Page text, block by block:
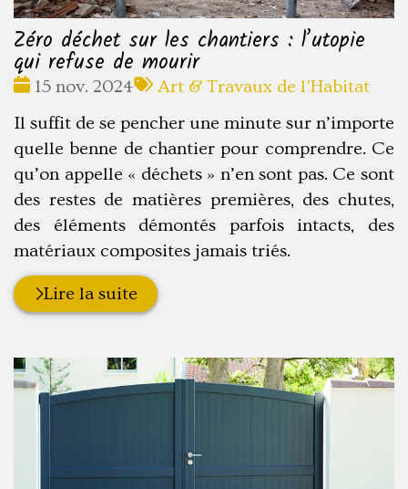
Zéro déchet sur les chantiers : l’utopie
qui refuse de mourir
Date
15 nov. 2024
Tags
:
Art & Travaux de l'Habitat
Il suffit de se pencher une minute sur n’importe
quelle benne de chantier pour comprendre. Ce
qu’on appelle « déchets » n’en sont pas. Ce sont
des restes de matières premières, des chutes,
des éléments démontés parfois intacts, des
matériaux composites jamais triés.
Lire la suite